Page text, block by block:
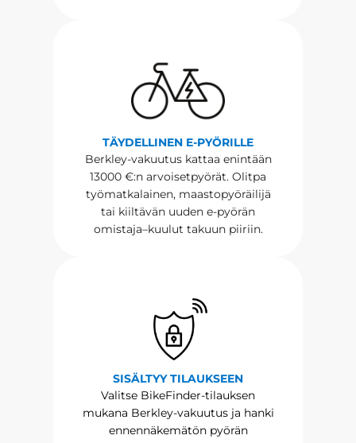
TÄYDELLINEN E-PYÖRILLE
Berkley-vakuutus kattaa enintään
13000 €:n arvoisetpyörät. Olitpa
työmatkalainen, maastopyöräilijä
tai kiiltävän uuden e-pyörän
omistaja–kuulut takuun piiriin.
SISÄLTYY TILAUKSEEN
Valitse BikeFinder-tilauksen
mukana Berkley-vakuutus ja hanki
ennennäkemätön pyörän